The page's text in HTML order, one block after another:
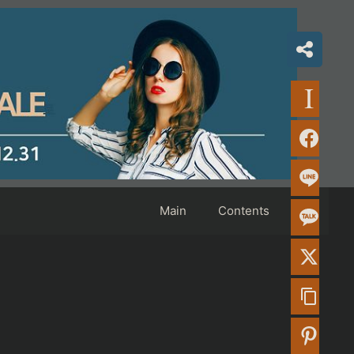
Main Contents